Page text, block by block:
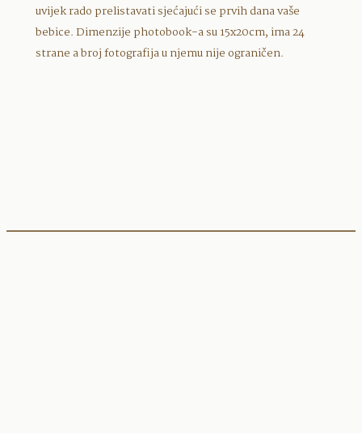
uvijek rado prelistavati sjećajući se prvih dana vaše
bebice. Dimenzije photobook-a su 15x20cm, ima 24
strane a broj fotografija u njemu nije ograničen.